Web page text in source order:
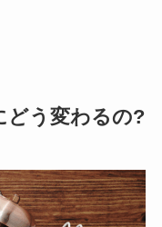
どう変わるの?